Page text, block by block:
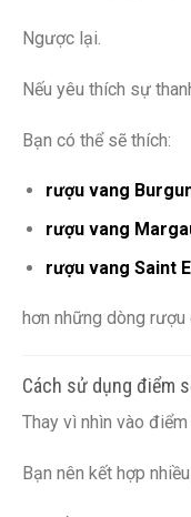
Ngược lại.
Nếu yêu thích sự
Bạn có thể sẽ thích:
rượu vang
rượu vang
rượu vang Saint
hơn những dòng
Cách sử dụng điểm
Thay vì nhìn vào
Bạn nên kết hợp